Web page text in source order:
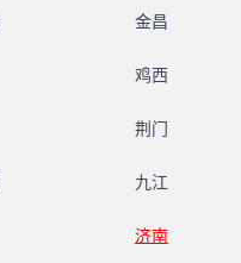
金昌
鸡西
荆门
九江
济南